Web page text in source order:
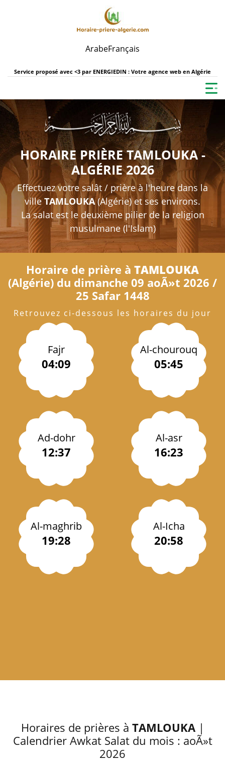
ArabeFrançais
Service proposé avec <3 par ENERGIEDIN : Votre agence web en Algérie
HORAIRE PRIÈRE TAMLOUKA -
ALGÉRIE 2026
Effectuez votre salât / prière à l'heure dans la
villeTAMLOUKA(Algérie) et ses environs.
La salat est le deuxième pilier de la religion
musulmane (l'Islam)
Horaire de prière à TAMLOUKA
(Algérie) du dimanche 09 aoÃ»t 2026 /
25 Safar 1448
Retrouvez ci-dessous les horaires du jour
Fajr
04:09
Al-chourouq
05:45
Ad-dohr
12:37
Al-asr
16:23
Al-maghrib
19:28
Al-Icha
20:58
Horaires de prières à TAMLOUKA|
Calendrier Awkat Salat du mois : aoÃ»t
2026